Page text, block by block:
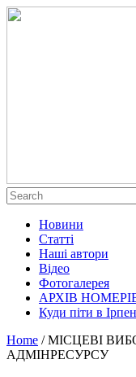
Новини
Статті
Наші автори
Відео
Фотогалерея
АРХІВ
Куди піти в
Home / МІСЦЕВІ
АДМІНРЕСУРСУ